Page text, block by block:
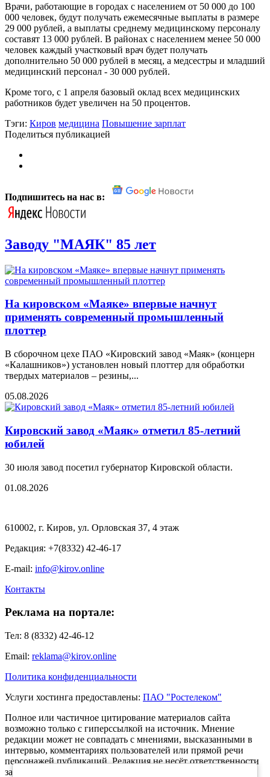
Врачи, работающие в городах с населением от 50 000 до 100
000 человек, будут получать ежемесячные выплаты в размере
29 000 рублей, а выплаты среднему медицинскому персоналу
составят 13 000 рублей. В районах с населением менее 50 000
человек каждый участковый врач будет получать
дополнительно 50 000 рублей в месяц, а медсестры и младший
медицинский персонал - 30 000 рублей.
Кроме того, с 1 апреля базовый оклад всех медицинских
работников будет увеличен на 50 процентов.
Тэги: Киров медицина Повышение зарплат
Поделиться публикацией
Подпишитесь на нас в:
Заводу "МАЯК" 85 лет
На кировском «Маяке» впервые начнут
применять современный промышленный
плоттер
В сборочном цехе ПАО «Кировский завод «Маяк» (концерн
«Калашников») установлен новый плоттер для обработки
твердых материалов – резины,...
05.08.2026
Кировский завод «Маяк» отметил 85-летний
юбилей
30 июля завод посетил губернатор Кировской области.
01.08.2026
610002, г. Киров, ул. Орловская 37, 4 этаж
Редакция: +7(8332) 42-46-17
E-mail: info@kirov.online
Контакты
Реклама на портале:
Тел: 8 (8332) 42-46-12
Email: reklama@kirov.online
Политика конфиденциальности
Услуги хостинга предоставлены: ПАО "Ростелеком"
Полное или частичное цитирование материалов сайта
возможно только с гиперссылкой на источник. Мнение
редакции может не совпадать с мнениями, высказанными в
интервью, комментариях пользователей или прямой речи
персонажей публикаций. Редакция не несёт ответственности
за текст комментариев читателей.